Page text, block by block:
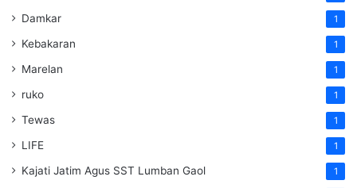
Damkar 1
Kebakaran 1
Marelan 1
ruko 1
Tewas 1
LIFE 1
Kajati Jatim Agus SST Lumban Gaol 1